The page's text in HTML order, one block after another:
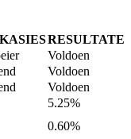
RESULTATE
Voldoen
Voldoen
Voldoen
5.25%
0.60%